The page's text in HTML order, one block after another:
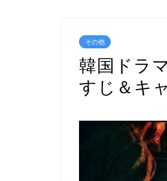
その他
韓国ドラ
すじ＆キ